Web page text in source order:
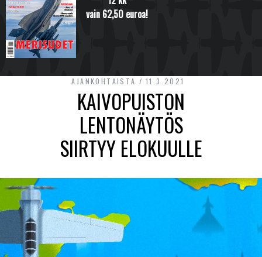
vain 62,50 euroa!
AJANKOHTAISTA 11.3.2021
KAIVOPUISTON
LENTONÄYTÖS
SIIRTYY ELOKUULLE